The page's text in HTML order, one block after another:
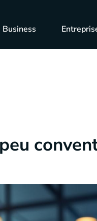
Business